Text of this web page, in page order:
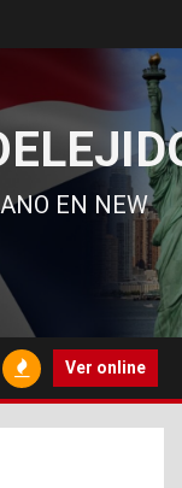
EN NEW
Ver online